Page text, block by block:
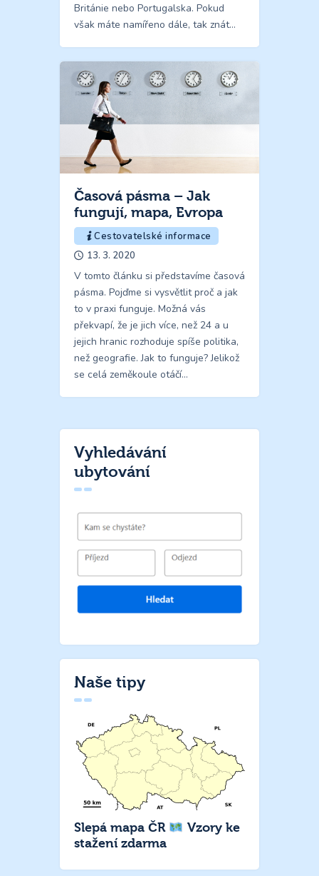
Británie nebo Portugalska. Pokud
však máte namířeno dále, tak znát…
Časová pásma – Jak
fungují, mapa, Evropa
Cestovatelské informace
13. 3. 2020
V tomto článku si představíme časová
pásma. Pojďme si vysvětlit proč a jak
to v praxi funguje. Možná vás
překvapí, že je jich více, než 24 a u
jejich hranic rozhoduje spíše politika,
než geografie. Jak to funguje? Jelikož
se celá zeměkoule otáčí…
Vyhledávání
ubytování
Naše tipy
Slepá mapa ČR
Vzory ke
stažení zdarma